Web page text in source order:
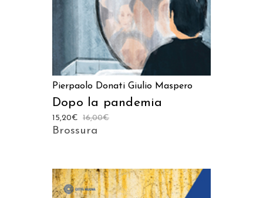
Pierpaolo Donati Giulio Maspero
Dopo la pandemia
16,00€
15,20€
Brossura